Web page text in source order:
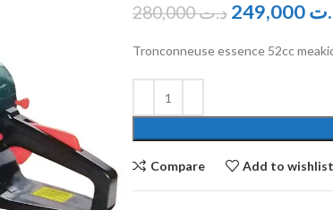
د.ت280,000
Tronconneuse essence 52cc
Compare Add to wishlist